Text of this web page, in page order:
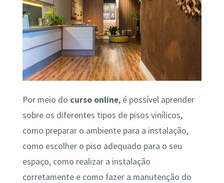
Por meio do curso online, é possível aprender
sobre os diferentes tipos de pisos vinílicos,
como preparar o ambiente para a instalação,
como escolher o piso adequado para o seu
espaço, como realizar a instalação
corretamente e como fazer a manutenção do